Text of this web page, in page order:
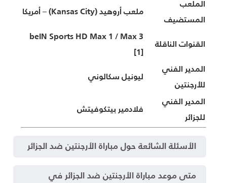
الملعب
المستضيف
ملعب أروهيد (Kansas City) – أمريكا
القنوات الناقلة
beIN Sports HD Max 1 / Max 3
[1]
المدير الفني
للأرجنتين
ليونيل سكالوني
المدير الفني
للجزائر
فلادمير بيتكوفيتش
الأسئلة الشائعة حول مباراة الأرجنتين ضد الجزائر
متى موعد مباراة الأرجنتين ضد الجزائر في